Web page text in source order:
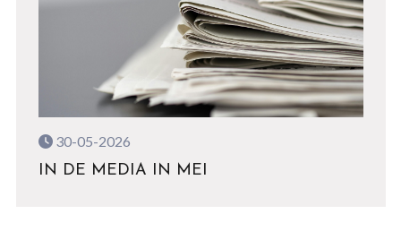
30-05-2026
IN DE MEDIA IN MEI